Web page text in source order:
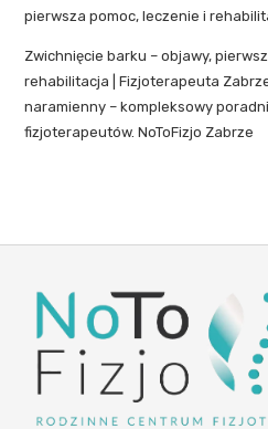
pierwsza pomoc, leczenie i
Zwichnięcie barku – objawy,
rehabilitacja | Fizjoterapeuta
naramienny – kompleksowy
fizjoterapeutów. NoToFizjo Zabrze